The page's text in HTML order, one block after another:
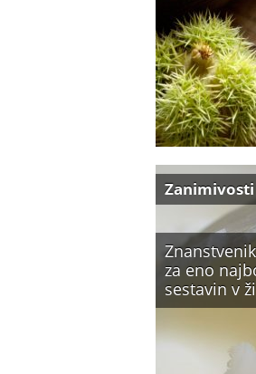
za eno
sestavin v
Zanimivosti